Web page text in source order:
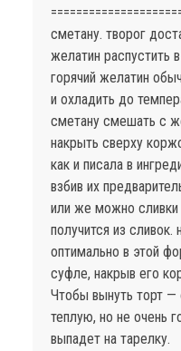
сметану. творог
желатин распустить
горячий желатин
и охладить до
сметану смешать с
накрыть сверху
как и писала в
взбив их
или же можно
получится из сливок.
оптимально в этой
суфле, накрыв его
Чтобы вынуть торт
теплую, но не очень
выпадет на тарелку.